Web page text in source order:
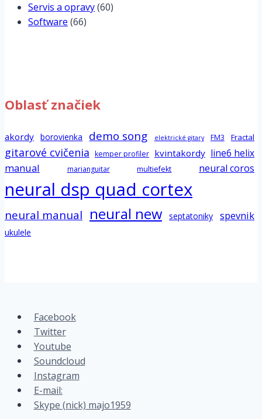
Servis a opravy(60)
Software (66)
Oblasť značiek
akordy borovienka demo song elektrické gitary FM3 Fractal
gitarové cvičenia kemper profiler kvintakordy line6 helix
manual marianguitar multiefekt neural coros
neural dsp quad cortex
neural manual neural new septatoniky spevnik
ukulele
Facebook
Twitter
Youtube
Soundcloud
Instagram
E-mail:
Skype (nick) majo1959